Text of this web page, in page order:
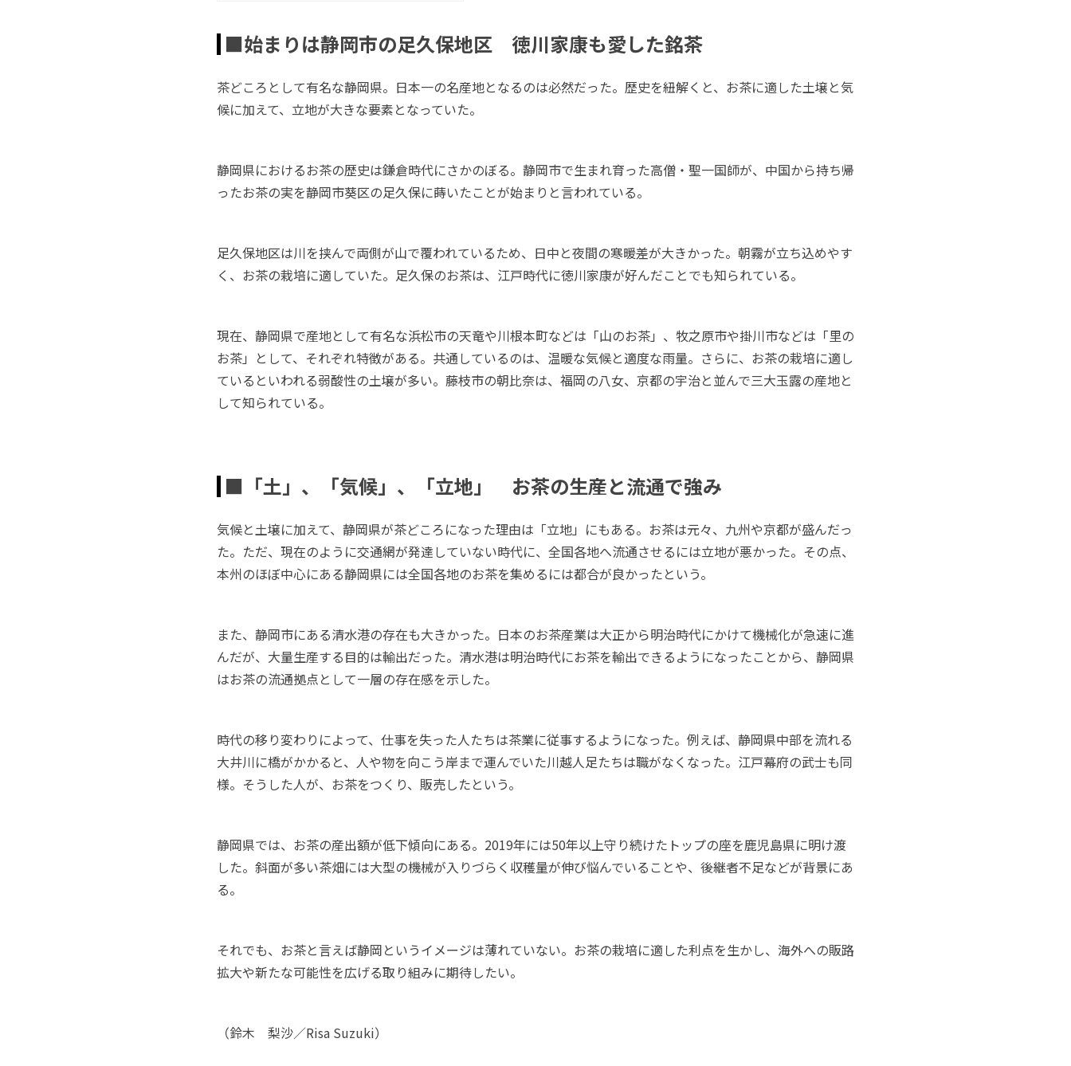
■始まりは静岡市の足久保地区 徳川家康も愛した銘茶
茶どころとして有名な静岡県。日本一の名産地となるのは必然だった。歴史を紐解くと、お茶に適した土壌と気
候に加えて、立地が大きな要素となっていた。
静岡県におけるお茶の歴史は鎌倉時代にさかのぼる。静岡市で生まれ育った高僧・聖一国師が、中国から持ち帰
ったお茶の実を静岡市葵区の足久保に蒔いたことが始まりと言われている。
足久保地区は川を挟んで両側が山で覆われているため、日中と夜間の寒暖差が大きかった。朝霧が立ち込めやす
く、お茶の栽培に適していた。足久保のお茶は、江戸時代に徳川家康が好んだことでも知られている。
現在、静岡県で産地として有名な浜松市の天竜や川根本町などは「山のお茶」、牧之原市や掛川市などは「里の
お茶」として、それぞれ特徴がある。共通しているのは、温暖な気候と適度な雨量。さらに、お茶の栽培に適し
ているといわれる弱酸性の土壌が多い。藤枝市の朝比奈は、福岡の八女、京都の宇治と並んで三大玉露の産地と
して知られている。
■「土」、「気候」、「立地」 お茶の生産と流通で強み
気候と土壌に加えて、静岡県が茶どころになった理由は「立地」にもある。お茶は元々、九州や京都が盛んだっ
た。ただ、現在のように交通網が発達していない時代に、全国各地へ流通させるには立地が悪かった。その点、
本州のほぼ中心にある静岡県には全国各地のお茶を集めるには都合が良かったという。
また、静岡市にある清水港の存在も大きかった。日本のお茶産業は大正から明治時代にかけて機械化が急速に進
んだが、大量生産する目的は輸出だった。清水港は明治時代にお茶を輸出できるようになったことから、静岡県
はお茶の流通拠点として一層の存在感を示した。
時代の移り変わりによって、仕事を失った人たちは茶業に従事するようになった。例えば、静岡県中部を流れる
大井川に橋がかかると、人や物を向こう岸まで運んでいた川越人足たちは職がなくなった。江戸幕府の武士も同
様。そうした人が、お茶をつくり、販売したという。
静岡県では、お茶の産出額が低下傾向にある。2019年には50年以上守り続けたトップの座を鹿児島県に明け渡
した。斜面が多い茶畑には大型の機械が入りづらく収穫量が伸び悩んでいることや、後継者不足などが背景にあ
る。
それでも、お茶と言えば静岡というイメージは薄れていない。お茶の栽培に適した利点を生かし、海外への販路
拡大や新たな可能性を広げる取り組みに期待したい。
（鈴木 梨沙／Risa Suzuki）